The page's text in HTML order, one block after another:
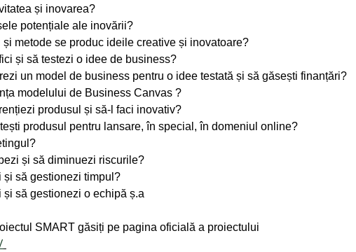
și inovarea?
potențiale ale inovării?
și metode se produc ideile creative și inovatoare?
și să testezi o idee de business?
un model de business pentru o idee testată și să găsești finanțări?
modelului de Business Canvas ?
produsul și să-l faci inovativ?
produsul pentru lansare, în special, în domeniul online?
și să diminuezi riscurile?
și să gestionezi timpul?
și să gestionezi o echipă ș.a
SMART găsiți pe pagina oficială a proiectului